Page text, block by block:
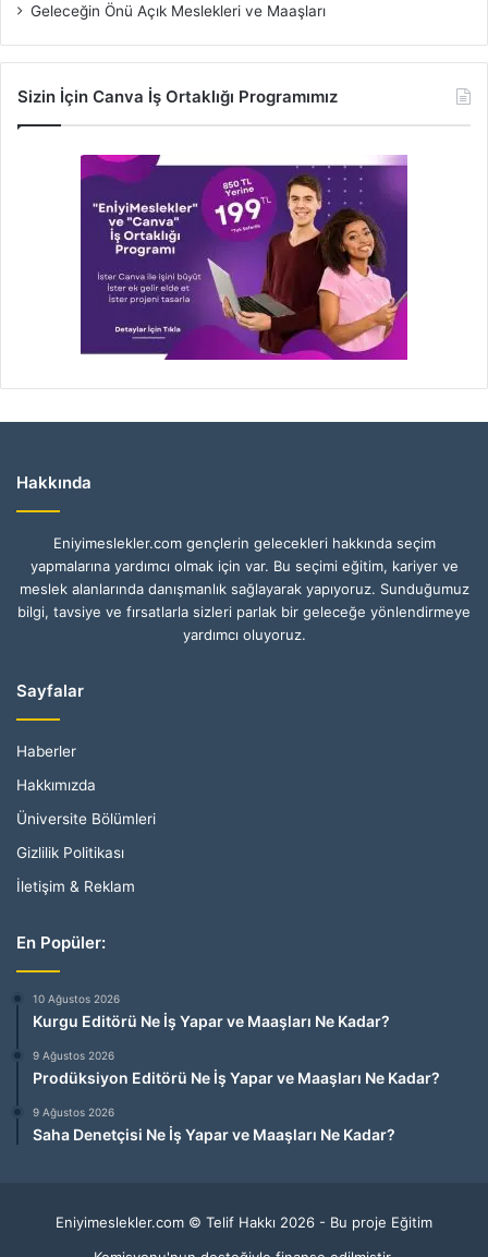
Geleceğin Önü Açık Meslekleri ve Maaşları
Sizin İçin Canva İş Ortaklığı Programımız
Hakkında
Eniyimeslekler.com gençlerin gelecekleri hakkında seçim
yapmalarına yardımcı olmak için var. Bu seçimi eğitim, kariyer ve
meslek alanlarında danışmanlık sağlayarak yapıyoruz. Sunduğumuz
bilgi, tavsiye ve fırsatlarla sizleri parlak bir geleceğe yönlendirmeye
yardımcı oluyoruz.
Sayfalar
Haberler
Hakkımızda
Üniversite Bölümleri
Gizlilik Politikası
İletişim & Reklam
En Popüler:
10 Ağustos 2026
Kurgu Editörü Ne İş Yapar ve Maaşları Ne Kadar?
9 Ağustos 2026
Prodüksiyon Editörü Ne İş Yapar ve Maaşları Ne Kadar?
9 Ağustos 2026
Saha Denetçisi Ne İş Yapar ve Maaşları Ne Kadar?
Eniyimeslekler.com © Telif Hakkı 2026 - Bu proje Eğitim